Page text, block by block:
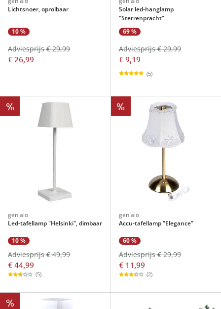
Lichtsnoer, oprolbaar
10 %
€ 26,99
Adviesprijs € 29,99
Solar led-hanglamp
“Sterrenpracht”
69 %
€ 9,19
Adviesprijs € 29,99
(5)
%
genialo
Led-tafellamp "Helsinki", dimbaar
10 %
€ 44,99
Adviesprijs € 49,99
(5)
%
genialo
Accu-tafellamp “Elegance”
60 %
€ 11,99
Adviesprijs € 29,99
(2)
%